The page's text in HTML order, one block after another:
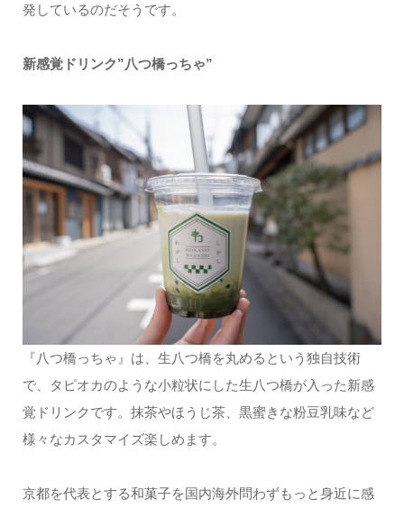
発しているのだそうです。
新感覚ドリンク”八つ橋っちゃ”
『八つ橋っちゃ』は、生八つ橋を丸めるという独自技術
で、タピオカのような小粒状にした生八つ橋が入った新感
覚ドリンクです。抹茶やほうじ茶、黒蜜きな粉豆乳味など
様々なカスタマイズ楽しめます。
京都を代表とする和菓子を国内海外問わずもっと身近に感